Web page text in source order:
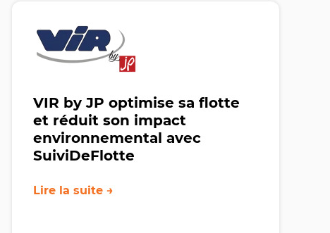
VIR by JP optimise sa flotte
et réduit son impact
environnemental avec
SuiviDeFlotte
Lire la suite →